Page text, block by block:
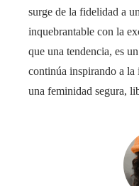
surge de la fidelidad a
inquebrantable con la
que una tendencia, es
continúa inspirando a
una feminidad segura,